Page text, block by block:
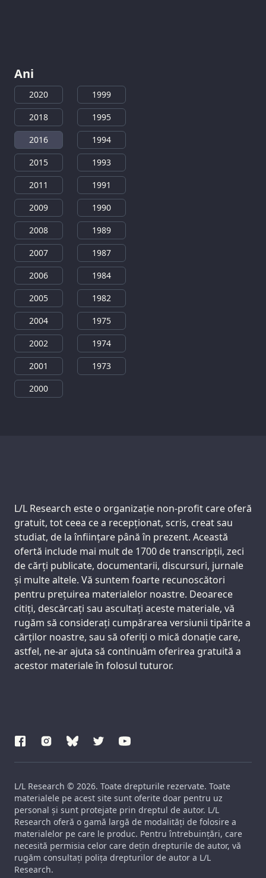
Ani
2020
2018
2016
2015
2011
2009
2008
2007
2006
2005
2004
2002
2001
2000
1999
1995
1994
1993
1991
1990
1989
1987
1984
1982
1975
1974
1973
Support us:
L/L Research este o organizație non-profit care oferă
gratuit, tot ceea ce a recepționat, scris, creat sau
studiat, de la înființare până în prezent. Această
ofertă include mai mult de 1700 de transcripții, zeci
de cărți publicate, documentarii, discursuri, jurnale
și multe altele. Vă suntem foarte recunoscători
pentru prețuirea materialelor noastre. Deoarece
citiți, descărcați sau ascultați aceste materiale, vă
rugăm să considerați cumpărarea versiunii tipărite a
cărților noastre, sau să oferiți o mică donație care,
astfel, ne-ar ajuta să continuăm oferirea gratuită a
acestor materiale în folosul tuturor.
L/L Research © 2026. Toate drepturile rezervate. Toate
materialele pe acest site sunt oferite doar pentru uz
personal și sunt protejate prin dreptul de autor. L/L
Research oferă o gamă largă de modalități de folosire a
materialelor pe care le produc. Pentru întrebuințări, care
necesită permisia celor care dețin drepturile de autor, vă
rugăm consultați polița drepturilor de autor a L/L
Research.